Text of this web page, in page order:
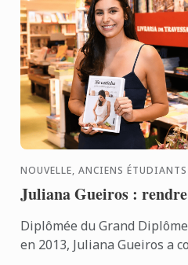
NOUVELLE, ANCIENS ÉTUDIANTS
Juliana Gueiros :
Diplômée du Grand
en 2013, Juliana Gueiros a